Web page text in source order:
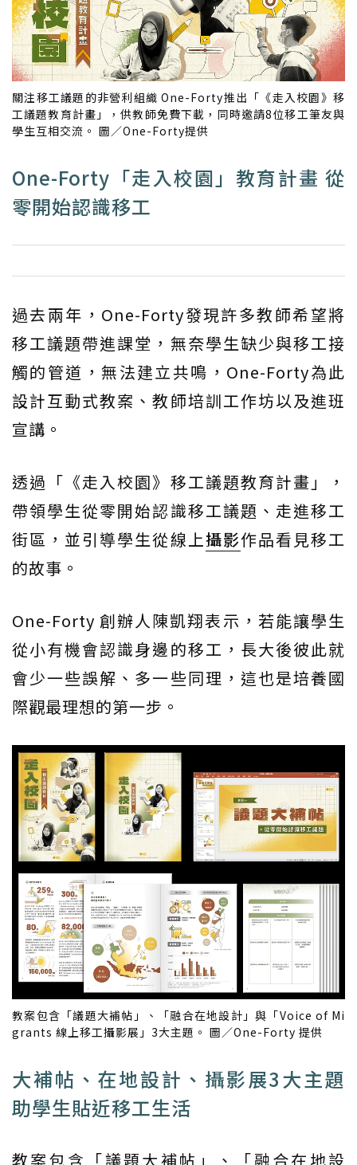
關注移工議題的非營利組織 One-Forty推出「《走入校園》移
工議題教育計畫」，供教師免費下載，同時邀請8位移工筆友與
學生互相交流。 圖／One-Forty提供
One-Forty「走入校園」教育計畫 從
零開始認識移工
過去兩年，One-Forty發現許多教師希望將
移工議題帶進課堂，無奈學生缺少與移工接
觸的管道，無法建立共鳴，One-Forty為此
設計互動式教案、教師培訓工作坊以及進班
宣講。
透過「《走入校園》移工議題教育計畫」，
帶領學生從零開始認識移工議題、走進移工
街區，並引導學生從線上攝影作品看見移工
的故事。
One-Forty 創辦人陳凱翔表示，若能讓學生
從小有機會認識身邊的移工，長大後彼此就
會少一些誤解、多一些同理，這也是培養國
際觀最理想的第一步。
教案包含「議題大補帖」、「融合在地設計」與「Voice of Mi
grants 線上移工攝影展」3大主題。 圖／One-Forty 提供
大補帖、在地設計、攝影展3大主題
助學生貼近移工生活
教案包含「議題大補帖」、「融合在地設